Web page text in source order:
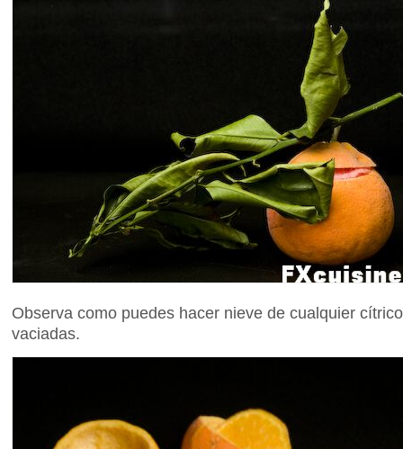
Observa como puedes hacer nieve de cualquier
vaciadas.